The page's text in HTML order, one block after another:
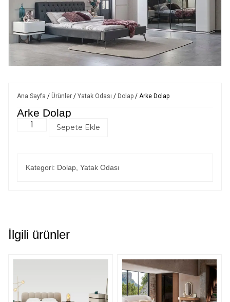
Ana Sayfa / Ürünler / Yatak Odası / Dolap / Arke Dolap
Arke Dolap
Sepete Ekle
Kategori: Dolap, Yatak Odası
İlgili ürünler